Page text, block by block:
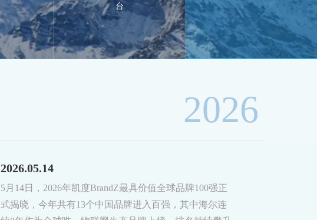
台
2026
2026.05.14
5月14日，2026年凯度BrandZ最具价值全球品牌100强正
式揭晓，今年共有13个中国品牌进入百强，其中海尔连